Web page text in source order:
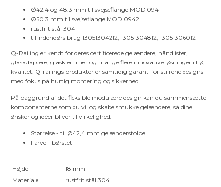
Ø42.4 og 48.3 mm til svejseflange MOD 0941
Ø60.3 mm til svejseflange MOD 0942
rustfrit stål 304
til indendørs brug 13051304212, 13051304812, 13051306012
Q-Railing er kendt for deres certificerede gelændere, håndlister,
glasadaptere, glasklemmer og mange flere innovative løsninger i høj
kvalitet. Q-railings produkter er samtidig garanti for stilrene designs
med fokus på hurtig montering og sikkerhed.
På baggrund af det fleksible modulære design kan du sammensætte
komponenterne som du vil og skabe smukke gelændere, så dine
ønsker og idéer bliver til virkelighed.
Størrelse - til Ø42,4 mm gelænderstolpe
Farve - børstet
Højde
18 mm
Materiale
rustfrit stål 304